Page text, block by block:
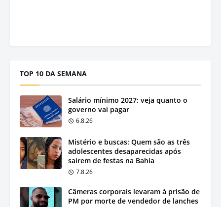
TOP 10 DA SEMANA
Salário mínimo 2027: veja quanto o
governo vai pagar
6.8.26
Mistério e buscas: Quem são as três
adolescentes desaparecidas após
saírem de festas na Bahia
7.8.26
Câmeras corporais levaram à prisão de
PM por morte de vendedor de lanches